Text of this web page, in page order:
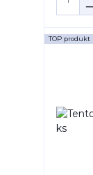
TOP produkt